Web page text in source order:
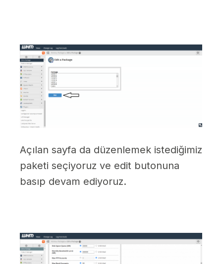
Açılan sayfa da düzenlemek istediğimiz
paketi seçiyoruz ve edit butonuna
basıp devam ediyoruz.